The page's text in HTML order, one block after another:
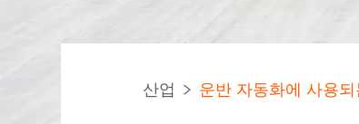
산업 운반 자동화에 사용